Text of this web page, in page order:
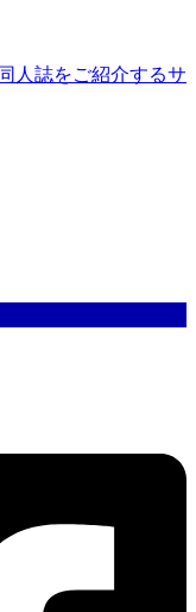
人誌をご紹介するサ